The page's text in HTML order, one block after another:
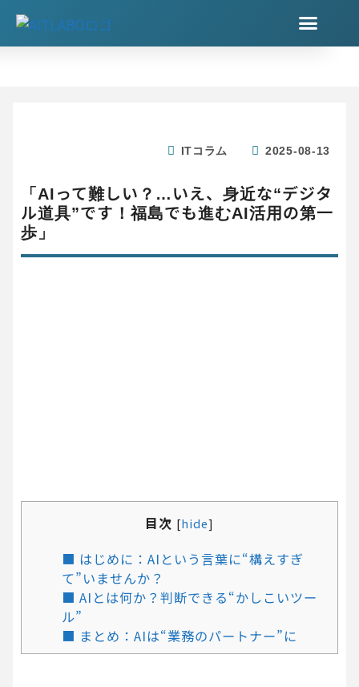
ITコラム 2025-08-13
「AIって難しい？…いえ、身近な“デジタ
ル道具”です！福島でも進むAI活用の第一
歩」
目次 [hide]
■ はじめに：AIという言葉に“構えすぎ
て”いませんか？
■ AIとは何か？判断できる“かしこいツー
ル”
■ まとめ：AIは“業務のパートナー”に